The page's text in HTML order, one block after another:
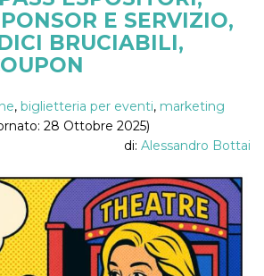
E SERVIZIO,
BRUCIABILI,
, biglietteria per eventi, marketing
28 Ottobre 2025)
di: Alessandro Bottai
molti siti
diversi.
.facebook.com
pulsante
piace”,
della
pagina.
Meta
Platform Inc.
.facebook.com
3 mesi
Contiene la
ID univoco
browser e
dell'utente,
utilizzata